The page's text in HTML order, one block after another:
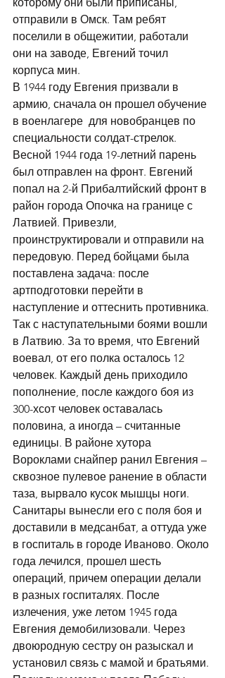
отправили в Омск. Там ребят
поселили в общежитии, работали
они на заводе, Евгений точил
корпуса мин.
В 1944 году Евгения призвали в
армию, сначала он прошел обучение
в военлагере  для новобранцев по
специальности солдат-стрелок.
Весной 1944 года 19-летний парень
был отправлен на фронт. Евгений
попал на 2-й Прибалтийский фронт в
район города Опочка на границе с
Латвией. Привезли,
проинструктировали и отправили на
передовую. Перед бойцами была
поставлена задача: после
артподготовки перейти в
наступление и оттеснить противника.
Так с наступательными боями вошли
в Латвию. За то время, что Евгений
воевал, от его полка осталось 12
человек. Каждый день приходило
пополнение, после каждого боя из
300-хсот человек оставалась
половина, а иногда – считанные
единицы. В районе хутора
Вороклами снайпер ранил Евгения –
сквозное пулевое ранение в области
таза, вырвало кусок мышцы ноги.
Санитары вынесли его с поля боя и
доставили в медсанбат, а оттуда уже
в госпиталь в городе Иваново. Около
года лечился, прошел шесть
операций, причем операции делали
в разных госпиталях. После
излечения, уже летом 1945 года
Евгения демобилизовали. Через
двоюродную сестру он разыскал и
установил связь с мамой и братьями.